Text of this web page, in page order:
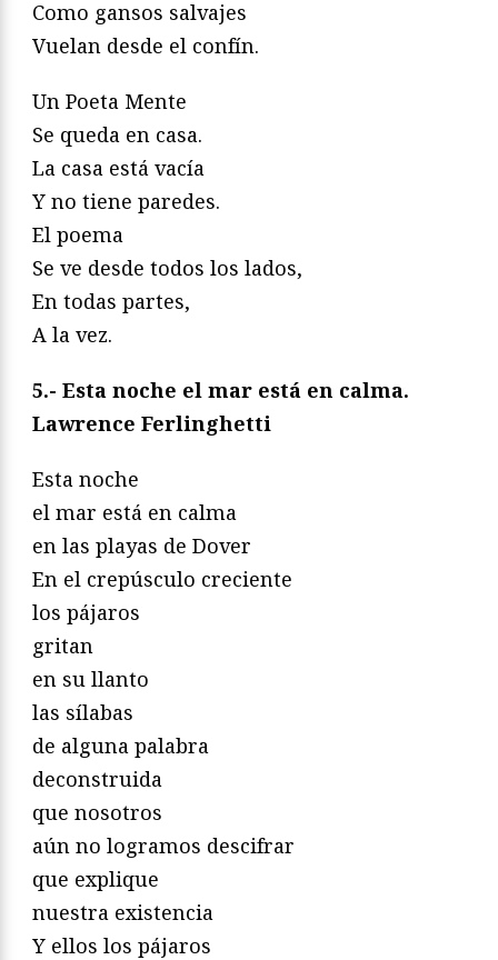
Como gansos salvajes
Vuelan desde el confín.
Un Poeta Mente
Se queda en casa.
La casa está vacía
Y no tiene paredes.
El poema
Se ve desde todos los lados,
En todas partes,
A la vez.
5.- Esta noche el mar está en calma.
Lawrence Ferlinghetti
Esta noche
el mar está en calma
en las playas de Dover
En el crepúsculo creciente
los pájaros
gritan
en su llanto
las sílabas
de alguna palabra
deconstruida
que nosotros
aún no logramos descifrar
que explique
nuestra existencia
Y ellos los pájaros